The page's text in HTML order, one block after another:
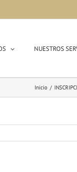
NUESTROS
Inicio /